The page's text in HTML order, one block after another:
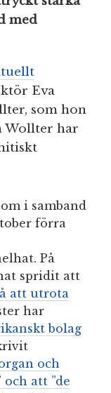
med
Eva
som hon
Wollter har
i samband
förra
På
spridit att
att utrota
har
bolag
och
att ”de